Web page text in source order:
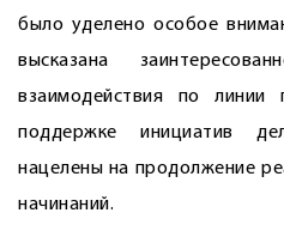
было уделено особое
высказана
взаимодействия по линии
поддержке инициатив
нацелены на продолжение
начинаний.